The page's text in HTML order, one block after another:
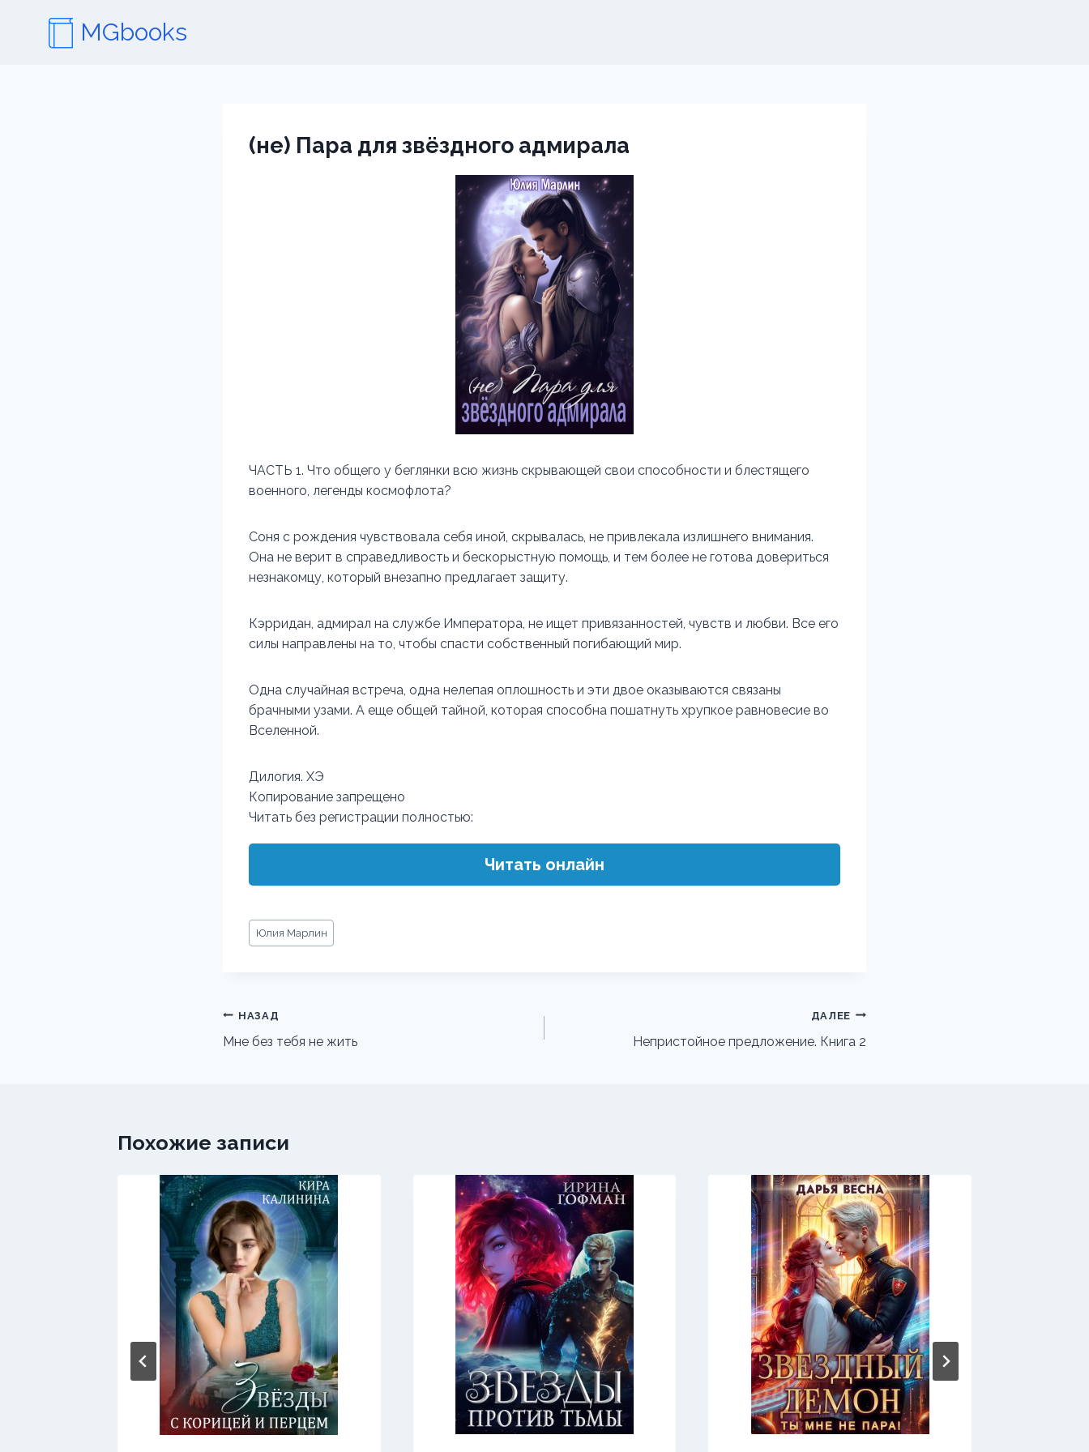
содержимому
MGbooks
(не) Пара для звёздного адмирала
ЧАСТЬ 1. Что общего у беглянки всю жизнь скрывающей свои способности и блестящего
военного, легенды космофлота?
Соня с рождения чувствовала себя иной, скрывалась, не привлекала излишнего внимания.
Она не верит в справедливость и бескорыстную помощь, и тем более не готова довериться
незнакомцу, который внезапно предлагает защиту.
Кэрридан, адмирал на службе Императора, не ищет привязанностей, чувств и любви. Все его
силы направлены на то, чтобы спасти собственный погибающий мир.
Одна случайная встреча, одна нелепая оплошность и эти двое оказываются связаны
брачными узами. А еще общей тайной, которая способна пошатнуть хрупкое равновесие во
Вселенной.
Дилогия. ХЭ
Копирование запрещено
Читать без регистрации полностью:
Читать онлайн
Метки
записи:
Юлия Марлин
Навигация
по
НАЗАД
Мне без тебя не жить
ДАЛЕЕ
Непристойное предложение. Книга 2
Похожие записи